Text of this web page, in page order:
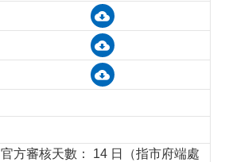
官方審核天數： 14 日（指市府端處